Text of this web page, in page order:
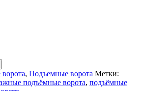
, Подъемные ворота Метки:
подъёмные ворота, подъёмные